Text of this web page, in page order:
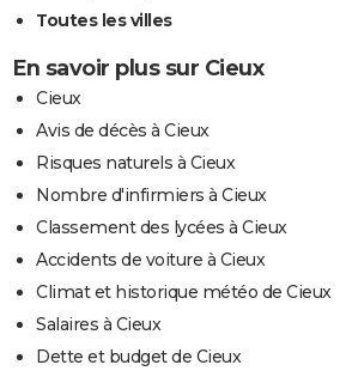
Toutes les villes
En savoir plus sur Cieux
Cieux
Avis de décès à Cieux
Risques naturels à Cieux
Nombre d'infirmiers à Cieux
Classement des lycées à Cieux
Accidents de voiture à Cieux
Climat et historique météo de Cieux
Salaires à Cieux
Dette et budget de Cieux